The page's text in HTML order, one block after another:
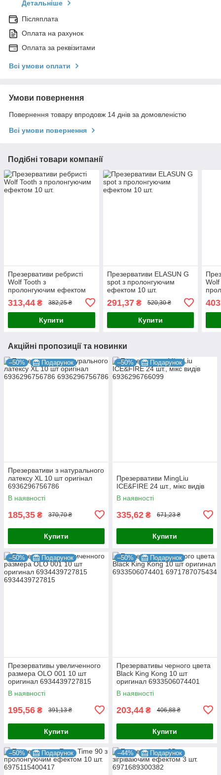
Детальніше
Післяплата
Оплата на рахунок
Оплата за реквізитами
Всі умови оплати
Умови повернення
Повернення товару впродовж 14 днів за домовленістю
Всі умови повернення
Подібні товари компанії
Презервативи ребристі
Wolf Tooth з
пролонгуючим ефектом
313,44 ₴ 382,25 ₴
Купити
Презервативи ELASUN G
spot з пролонгуючим
ефектом 10 шт.
291,37₴ 520,30 ₴
Купити
Wolf
Акційні пропозиції та новинки
–50% Подарунок
Презервативи з натурального
латексу XL 10 шт оригінал
6936296756786
В наявності
185,35 ₴ 370,70 ₴
Купити
–50% Подарунок
Презервативи MingLiu
ICE&FIRE 24 шт., мікс видів
В наявності
335,62 ₴ 671,23 ₴
Купити
–50% Подарунок
Презервативы увеличенного
размера OLO 001 10 шт
оригинал 6934439727815
В наявності
195,56 ₴ 391,13 ₴
Купити
–50% Подарунок
Презервативы черного цвета
Black King Kong 10 шт
оригинал 6933506074401
В наявності
203,44 ₴ 406,88 ₴
Купити
–50% Подарунок –44% Подарунок